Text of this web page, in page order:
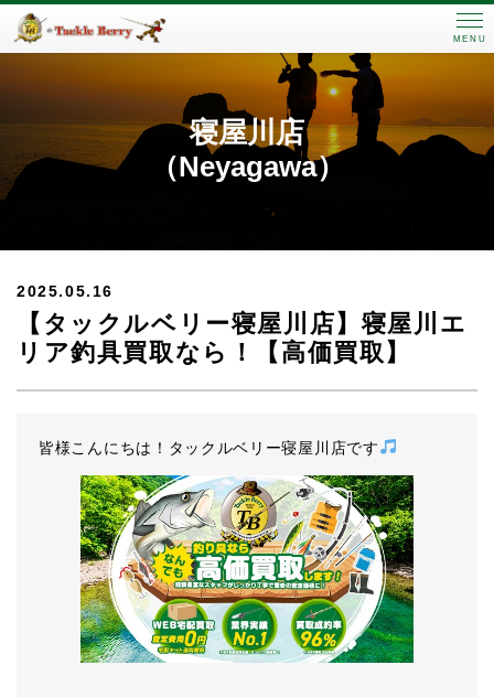
MENU
寝屋川店
（Neyagawa）
2025.05.16
【タックルベリー寝屋川店】寝屋川エ
リア釣具買取なら！【高価買取】
皆様こんにちは！タックルベリー寝屋川店です